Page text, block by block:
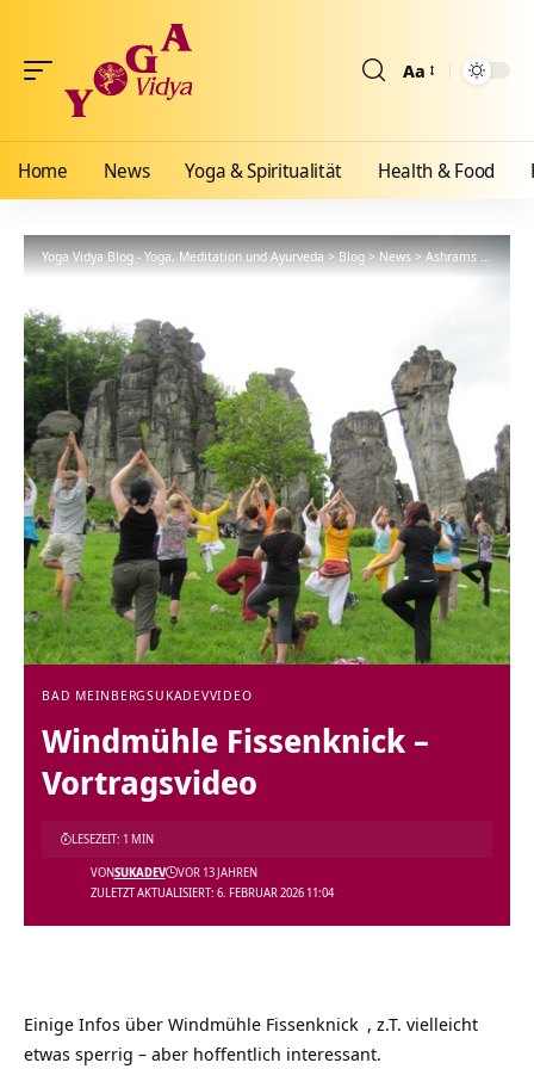
Aa
Home News Yoga & Spiritualität Health & Food
Yoga Vidya Blog - Yoga, Meditation und Ayurveda>Blog>News>Ashrams> Bad
BAD MEINBERGSUKADEVVIDEO
Windmühle Fissenknick‏‎ –
Vortragsvideo
ZULETZT AKTUALISIERT: 6. FEBRUAR 2026 11:04
VONSUKADEV VOR 13 JAHREN
LESEZEIT: 1 MIN
Einige Infos über
, z.T. vielleicht
etwas sperrig – aber hoffentlich interessant.